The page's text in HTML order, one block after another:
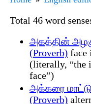
Total 46 word
அகத்தின் அழகு
(Proverb) face
(literally, “the
face”)
அக்கரை
(Proverb)